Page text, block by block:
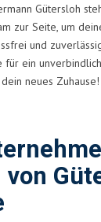
Gütersloh
zur Seite, um
und
für ein
neues Zuhause!